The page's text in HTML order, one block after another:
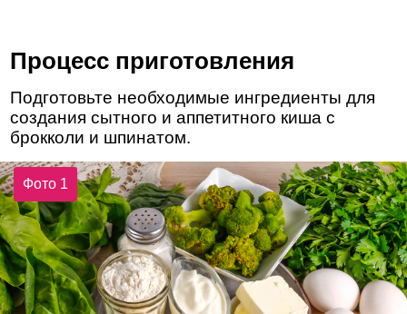
Процесс приготовления
Подготовьте необходимые ингредиенты для
создания сытного и аппетитного киша с
брокколи и шпинатом.
Фото 1